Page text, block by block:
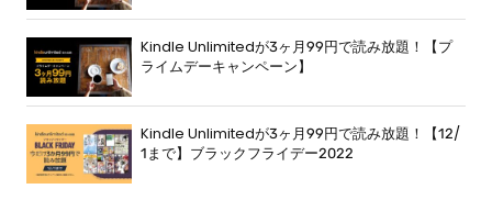
Kindle Unlimitedが3ヶ月99円で読み放題！【プ
ライムデーキャンペーン】
Kindle Unlimitedが3ヶ月99円で読み放題！【12/
1まで】ブラックフライデー2022